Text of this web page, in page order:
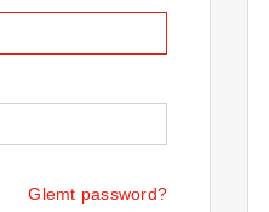
Glemt password?